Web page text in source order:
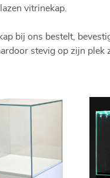
vitrinekap.
bij ons bestelt,
stevig op zijn plek